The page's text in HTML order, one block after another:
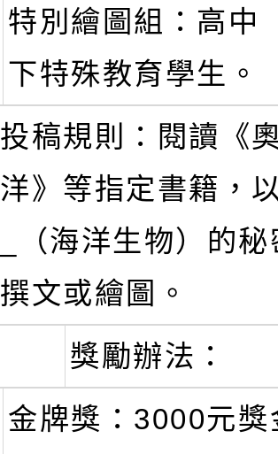
特別繪圖組：高中
下特殊教育學生。
投稿規則：閱讀《
洋》等指定書籍，
_（海洋生物）的
撰文或繪圖。
獎勵辦法：
金牌獎：3000元獎